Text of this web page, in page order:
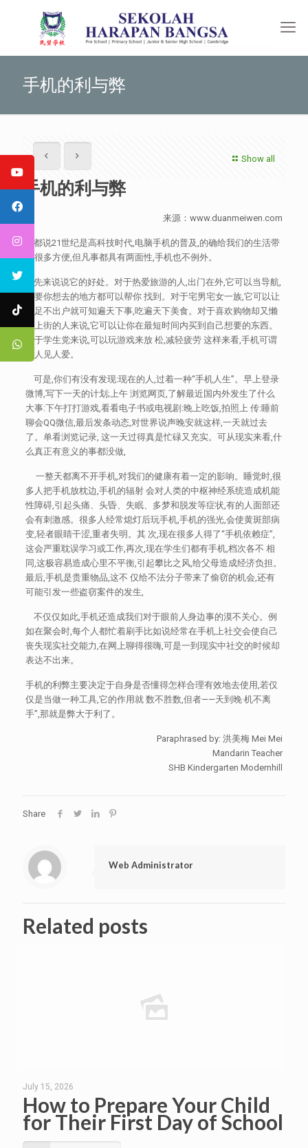
手机的利与弊
Show all
手机的利与弊
来源：www.duanmeiwen.com
都说21世纪是高科技时代,电脑手机的普及,的确给我们的生活带
来很多方便,但凡事都具有两面性,手机也不例外。
先来说说它的好处。对于热爱旅游的人,出门在外,它可以当导航,
只要你想去的地方都可以帮你 找到。对于宅男宅女一族,它可以让
你足不出户就可知遍天下事,吃遍天下美食。对于喜欢购物却又懒
得上街的人来说,它可以让你在最短时间内买到自己想要的东西。
对于学生党来说,可以玩游戏来放 松,减轻疲劳 这样来看,手机可谓
是人见人爱。
可是,你们有没有发现:现在的人,过着一种“手机人生”。早上登录
微博,写下一天的计划;上午 浏览网页,了解最近国内外发生了什么
大事:下午打打游戏,看看电子书或电视剧:晚上吃饭,拍照上 传:睡前
聊会QQ微信,最后发条动态,对世界说声晚安就这样,一天就过去
了。单看浏览记录, 这一天过得真是忙碌又充实。可从现实来看,什
么真正有意义的事都没做,
一整天都离不开手机,对我们的健康有着一定的影响。睡觉时,很
多人把手机放枕边,手机的辐射 会对人类的中枢神经系统造成机能
性障碍,引起头痛、头昏、失眠、多梦和脱发等症状,有的人面部还
会有刺激感。很多人经常熄灯后玩手机,手机的强光,会使黄斑部病
变,轻者眼睛干涩,重者失明。其 次,现在很多人得了“手机依赖症”,
这会严重耽误学习或工作,再次,现在学生们都有手机,档次各不 相
同,这极容易造成心里不平衡,引起攀比之风,给父母造成经济负担。
最后,手机是贵重物品,这不 仅给不法分子带来了偷窃的机会,还有
可能引发一些盗窃案件的发生,
不仅仅如此,手机还造成我们对于眼前人身边事的漠不关心。例
如在聚会时,每个人都忙着刷手比如说经常在手机上社交会使自己
丧失现实社交能力,在网上聊得很嗨,可是一到现实中社交的时候却
表达不出来。
手机的利弊主要决定于自身是否懂得怎样合理有效地去使用,若仅
仅是当做一种工具,它的作用就 数不胜数,但者——天到晚·机不离
手”,那就是弊大于利了。
Paraphrased by: 洪美梅 Mei Mei
Mandarin Teacher
SHB Kindergarten Modernhill
Share
Web Administrator
Related posts
July 15, 2026
How to Prepare Your Child
for Their First Day of School